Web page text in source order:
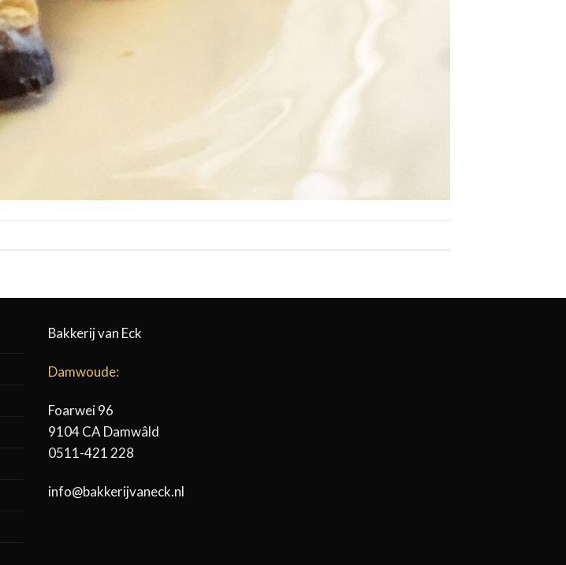
Bakkerij van Eck
Damwoude:
Foarwei 96
9104 CA Damwâld
0511-421 228
info@bakkerijvaneck.nl